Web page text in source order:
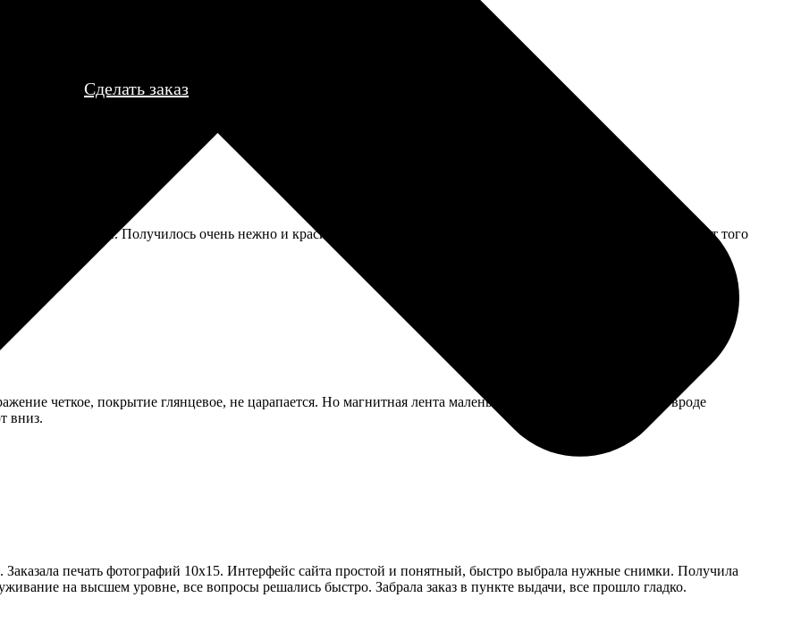
Сделать заказ
фотографии. Получилось очень нежно и красиво, прямо как картина. Ждала дольше обещанного, но результат того
четкое, покрытие глянцевое, не царапается. Но магнитная лента маленькая, на толстую поверхность вроде
вниз.
печать фотографий 10х15. Интерфейс сайта простой и понятный, быстро выбрала нужные снимки. Получила
на высшем уровне, все вопросы решались быстро. Забрала заказ в пункте выдачи, все прошло гладко.